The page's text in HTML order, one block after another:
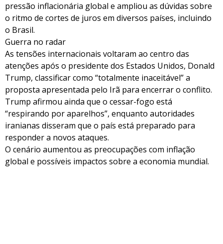
pressão inflacionária global e ampliou as dúvidas sobre
o ritmo de cortes de juros em diversos países, incluindo
o Brasil.
Guerra no radar
As tensões internacionais voltaram ao centro das
atenções após o presidente dos Estados Unidos, Donald
Trump, classificar como “totalmente inaceitável” a
proposta apresentada pelo Irã para encerrar o conflito.
Trump afirmou ainda que o cessar-fogo está
“respirando por aparelhos”, enquanto autoridades
iranianas disseram que o país está preparado para
responder a novos ataques.
O cenário aumentou as preocupações com inflação
global e possíveis impactos sobre a economia mundial.